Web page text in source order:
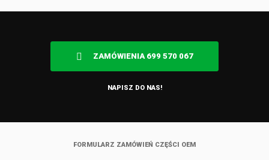
ZAMÓWIENIA 699 570 067
NAPISZ DO NAS!
FORMULARZ ZAMÓWIEŃ CZĘŚCI OEM